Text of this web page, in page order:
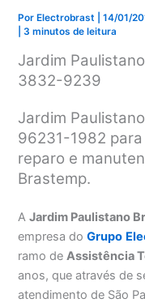
Por Electrobrast |14/01/
|3 minutos de leitura
Jardim
3832-9239
Jardim
96231-1982
reparo e
Brastemp.
AJardim Paulistano
empresa doGrupo
ramo deAssistência
anos, que através de
atendimento de São